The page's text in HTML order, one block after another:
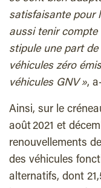
satisfaisante pour
aussi tenir compte
stipule une part
véhicules zéro
véhicules GNV »,
Ainsi, sur le
août 2021 et
renouvellements
des véhicules
alternatifs, dont